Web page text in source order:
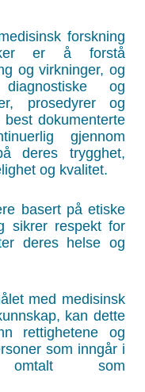
forskning
er å forstå
og virkninger, og
og
prosedyrer og
best dokumenterte
gjennom
deres trygghet,
og kvalitet.
basert på etiske
sikrer respekt for
deres helse og
med medisinsk
kan dette
rettighetene og
som inngår i
omtalt som